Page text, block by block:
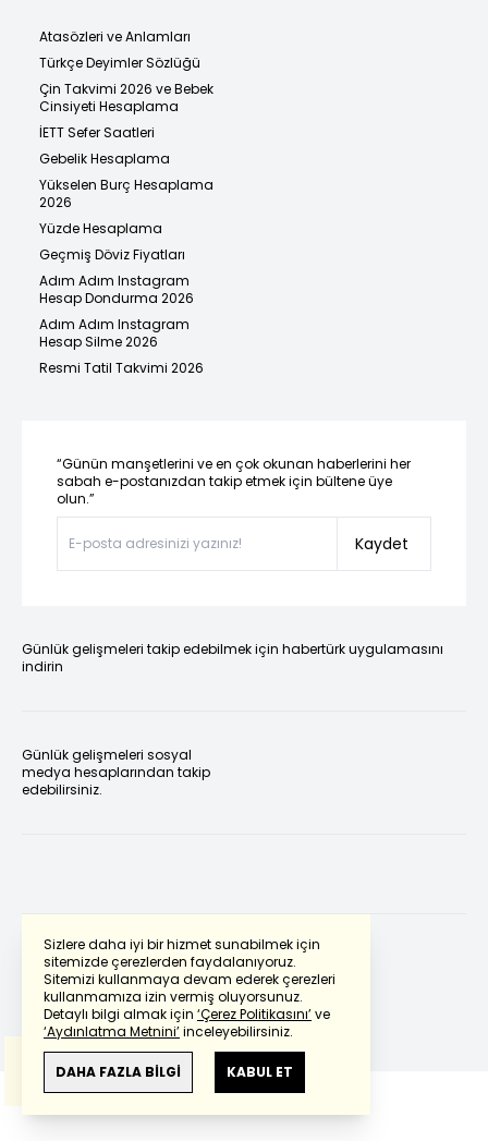
Sizlere daha iyi bir hizmet sunabilmek için
sitemizde çerezlerden faydalanıyoruz.
Sitemizi kullanmaya devam ederek çerezleri
kullanmamıza izin vermiş oluyorsunuz.
Detaylı bilgi almak için ‘Çerez Politikasını’ve
‘Aydınlatma Metnini’inceleyebilirsiniz.
DAHA FAZLA BİLGİ KABUL ET
Atasözleri ve Anlamları
Türkçe Deyimler Sözlüğü
Çin Takvimi 2026 ve Bebek
Cinsiyeti Hesaplama
İETT Sefer Saatleri
Gebelik Hesaplama
Yükselen Burç Hesaplama
2026
Yüzde Hesaplama
Geçmiş Döviz Fiyatları
Adım Adım Instagram
Hesap Dondurma 2026
Adım Adım Instagram
Hesap Silme 2026
Resmi Tatil Takvimi 2026
“Günün manşetlerini ve en çok okunan haberlerini her
sabah e-postanızdan takip etmek için bültene üye
olun.”
Kaydet
Günlük gelişmeleri takip edebilmek için habertürk uygulamasını
indirin
Günlük gelişmeleri sosyal
medya hesaplarından takip
edebilirsiniz.
Powered by Translate
Bu çevirideGoogle Transletekullanılmıştır.
Anlam ve çeviri hatalarından
haberturk.com
sorumlu değildir.